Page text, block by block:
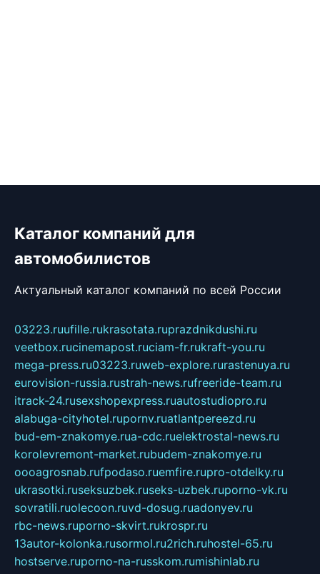
Каталог компаний для
автомобилистов
Актуальный каталог компаний по всей России
03223.ruufille.rukrasotata.ruprazdnikdushi.ru
veetbox.rucinemapost.ruciam-fr.rukraft-you.ru
mega-press.ru03223.ruweb-explore.rurastenuya.ru
eurovision-russia.rustrah-news.rufreeride-team.ru
itrack-24.rusexshopexpress.ruautostudiopro.ru
alabuga-cityhotel.rupornv.ruatlantpereezd.ru
bud-em-znakomye.rua-cdc.ruelektrostal-news.ru
korolevremont-market.rubudem-znakomye.ru
oooagrosnab.rufpodaso.ruemfire.rupro-otdelky.ru
ukrasotki.ruseksuzbek.ruseks-uzbek.ruporno-vk.ru
sovratili.ruolecoon.ruvd-dosug.ruadonyev.ru
rbc-news.ruporno-skvirt.rukrospr.ru
13autor-kolonka.rusormol.ru2rich.ruhostel-65.ru
hostserve.ruporno-na-russkom.rumishinlab.ru